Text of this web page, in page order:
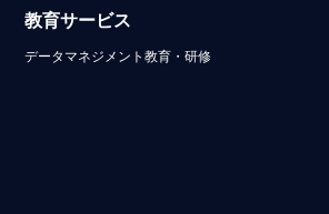
教育サービス
データマネジメント教育・研修